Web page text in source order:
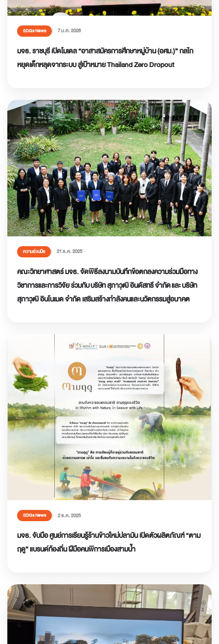
SDGs News 7 ม.ค. 2026
มจธ. ราชบุรี เปิดโมเดล “อาสาสมัครการศึกษาหมู่บ้าน (อศม.)” กลไก
หยุดเด็กหลุดจากระบบ สู่เป้าหมาย Thailand Zero Dropout
ความร่วมมือ 21 ธ.ค. 2025
คณะวิทยาศาสตร์ มจธ. จัดพิธีลงนามบันทึกข้อตกลงความร่วมมือทาง
วิชาการและการวิจัย ร่วมกับ บริษัท สุภาวุฒิ อินดัสทรี จำกัด และ บริษัท
สุภาวุฒิ อินโนเมด จำกัด เสริมสร้างกำลังคนและนวัตกรรมสู่อนาคต
SDGs News 2 ธ.ค. 2025
มจธ. จับมือ ศูนย์การเรียนรู้ร้านข้าวใหม่ปลามัน เปิดตัวผลิตภัณฑ์ “ตาม
ฤดู” แบรนด์ท้องถิ่น ฝีมือคนพิการเมืองสามน้ำ